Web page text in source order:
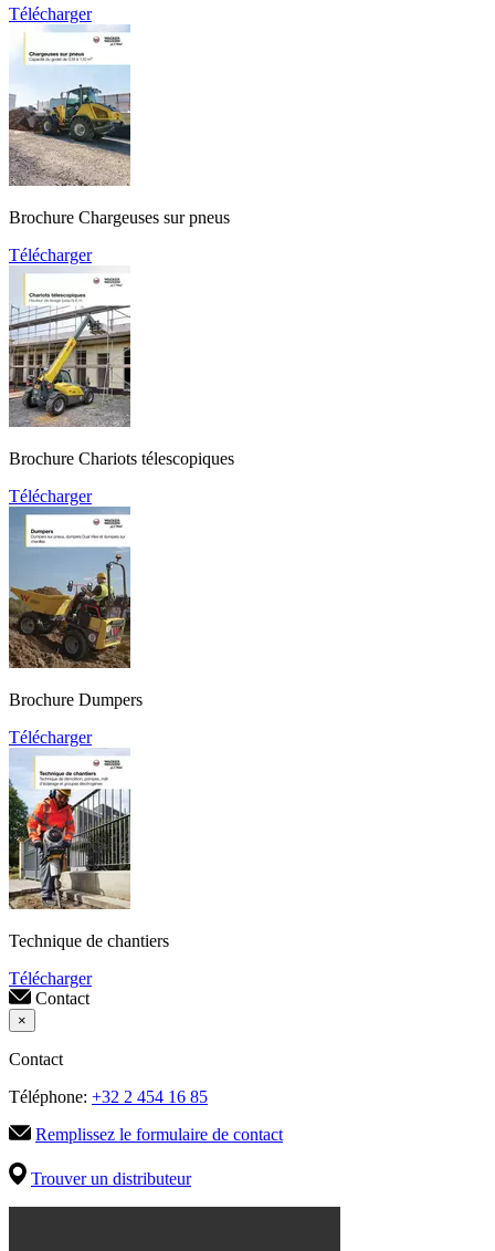
Télécharger
Brochure Chargeuses sur pneus
Télécharger
Brochure Chariots télescopiques
Télécharger
Brochure Dumpers
Télécharger
Technique de chantiers
Télécharger
Contact
×
Contact
Téléphone: +32 2 454 16 85
Remplissez le formulaire de contact
Trouver un distributeur